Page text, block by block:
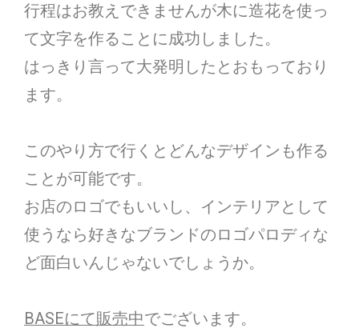
行程はお教えできませんが木に造花を使っ
て文字を作ることに成功しました。
はっきり言って大発明したとおもっており
ます。
このやり方で行くとどんなデザインも作る
ことが可能です。
お店のロゴでもいいし、インテリアとして
使うなら好きなブランドのロゴパロディな
ど面白いんじゃないでしょうか。
BASEにて販売中でございます。